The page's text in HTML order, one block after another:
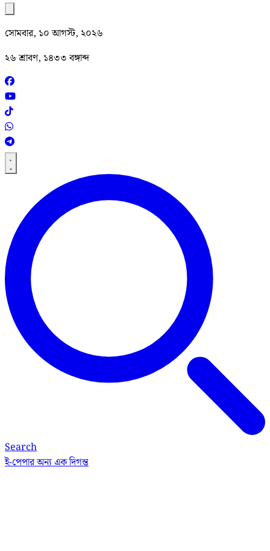
সোমবার, ১০ আগস্ট, ২০২৬
২৬ শ্রাবণ, ১৪৩৩ বঙ্গাব্দ
Search
ই-পেপারঅন্য এক দিগন্ত